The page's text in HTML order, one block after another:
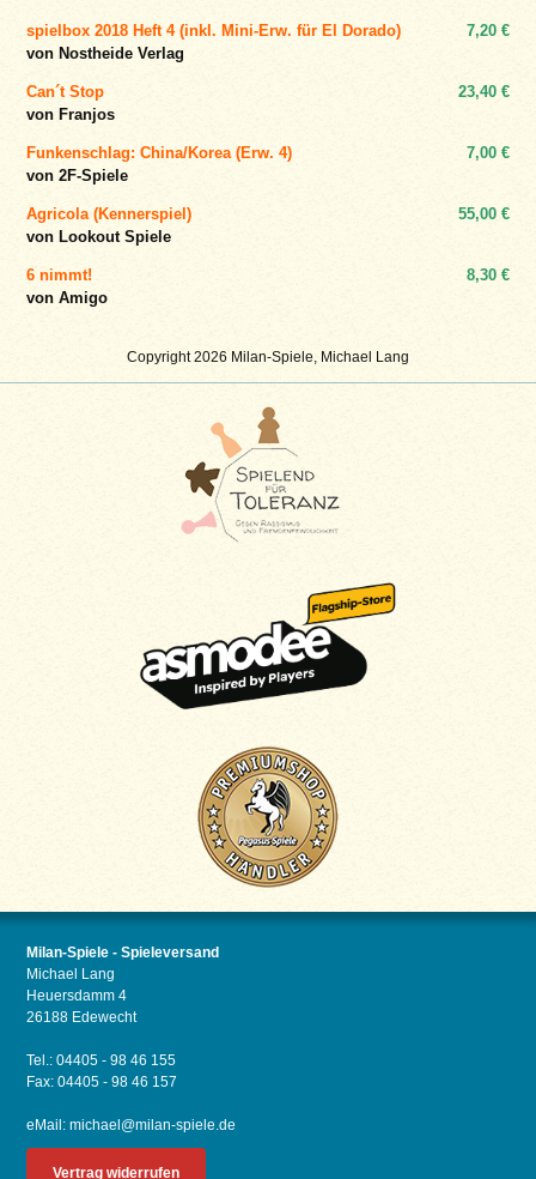
Copyright 2026 Milan-Spiele, Michael Lang
spielbox 2018 Heft 4 (inkl. Mini-Erw. für El Dorado)
von Nostheide Verlag
7,20 €
Can´t Stop
von Franjos
23,40 €
Funkenschlag: China/Korea (Erw. 4)
von 2F-Spiele
7,00 €
Agricola (Kennerspiel)
von Lookout Spiele
55,00 €
6 nimmt!
von Amigo
8,30 €
Milan-Spiele - Spieleversand
Michael Lang
Heuersdamm 4
26188 Edewecht
Tel.: 04405 - 98 46 155
Fax: 04405 - 98 46 157
eMail:michael@milan-spiele.de
Vertrag widerrufen